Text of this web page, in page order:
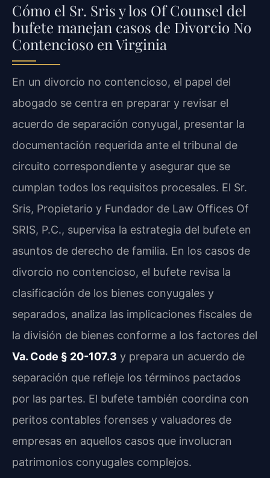
Cómo el Sr. Sris y los Of Counsel del
bufete manejan casos de Divorcio No
Contencioso en Virginia
En un divorcio no contencioso, el papel del
abogado se centra en preparar y revisar el
acuerdo de separación conyugal, presentar la
documentación requerida ante el tribunal de
circuito correspondiente y asegurar que se
cumplan todos los requisitos procesales. El Sr.
Sris, Propietario y Fundador de Law Offices Of
SRIS, P.C., supervisa la estrategia del bufete en
asuntos de derecho de familia. En los casos de
divorcio no contencioso, el bufete revisa la
clasificación de los bienes conyugales y
separados, analiza las implicaciones fiscales de
la división de bienes conforme a los factores del
Va. Code § 20-107.3 y prepara un acuerdo de
separación que refleje los términos pactados
por las partes. El bufete también coordina con
peritos contables forenses y valuadores de
empresas en aquellos casos que involucran
patrimonios conyugales complejos.